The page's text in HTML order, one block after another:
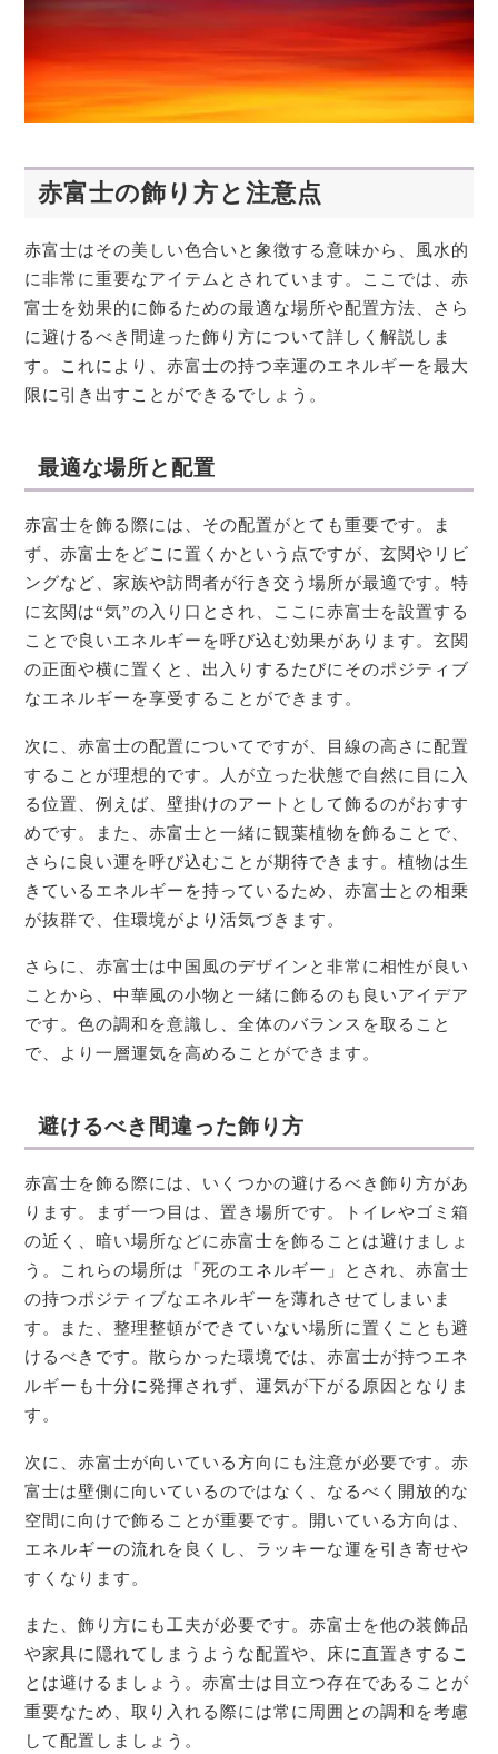
赤富士の飾り方と注意点
赤富士はその美しい色合いと象徴する意味から、風水的
に非常に重要なアイテムとされています。ここでは、赤
富士を効果的に飾るための最適な場所や配置方法、さら
に避けるべき間違った飾り方について詳しく解説しま
す。これにより、赤富士の持つ幸運のエネルギーを最大
限に引き出すことができるでしょう。
最適な場所と配置
赤富士を飾る際には、その配置がとても重要です。ま
ず、赤富士をどこに置くかという点ですが、玄関やリビ
ングなど、家族や訪問者が行き交う場所が最適です。特
に玄関は“気”の入り口とされ、ここに赤富士を設置する
ことで良いエネルギーを呼び込む効果があります。玄関
の正面や横に置くと、出入りするたびにそのポジティブ
なエネルギーを享受することができます。
次に、赤富士の配置についてですが、目線の高さに配置
することが理想的です。人が立った状態で自然に目に入
る位置、例えば、壁掛けのアートとして飾るのがおすす
めです。また、赤富士と一緒に観葉植物を飾ることで、
さらに良い運を呼び込むことが期待できます。植物は生
きているエネルギーを持っているため、赤富士との相乗
が抜群で、住環境がより活気づきます。
さらに、赤富士は中国風のデザインと非常に相性が良い
ことから、中華風の小物と一緒に飾るのも良いアイデア
です。色の調和を意識し、全体のバランスを取ること
で、より一層運気を高めることができます。
避けるべき間違った飾り方
赤富士を飾る際には、いくつかの避けるべき飾り方があ
ります。まず一つ目は、置き場所です。トイレやゴミ箱
の近く、暗い場所などに赤富士を飾ることは避けましょ
う。これらの場所は「死のエネルギー」とされ、赤富士
の持つポジティブなエネルギーを薄れさせてしまいま
す。また、整理整頓ができていない場所に置くことも避
けるべきです。散らかった環境では、赤富士が持つエネ
ルギーも十分に発揮されず、運気が下がる原因となりま
す。
次に、赤富士が向いている方向にも注意が必要です。赤
富士は壁側に向いているのではなく、なるべく開放的な
空間に向けで飾ることが重要です。開いている方向は、
エネルギーの流れを良くし、ラッキーな運を引き寄せや
すくなります。
また、飾り方にも工夫が必要です。赤富士を他の装飾品
や家具に隠れてしまうような配置や、床に直置きするこ
とは避けるましょう。赤富士は目立つ存在であることが
重要なため、取り入れる際には常に周囲との調和を考慮
して配置しましょう。